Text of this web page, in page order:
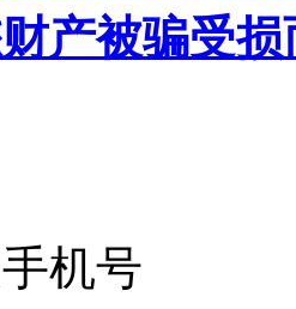
产被骗受
机号